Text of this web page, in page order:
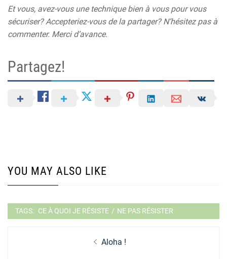
Et vous, avez-vous une technique bien à vous pour vous
sécuriser? Accepteriez-vous de la partager? N’hésitez pas à
commenter. Merci d’avance.
Partagez!
YOU MAY ALSO LIKE
TAGS: CE À QUOI JE RÉSISTE / NE PAS RÉSISTER
Previous
Aloha !